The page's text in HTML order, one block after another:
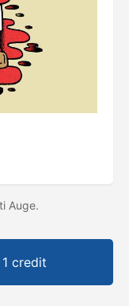
Auge.
credit